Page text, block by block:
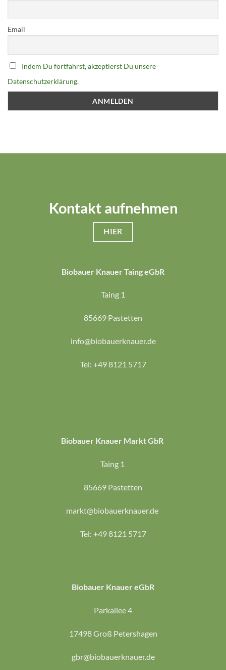
Email
Indem Du fortfährst, akzeptierst Du unsere
Datenschutzerklärung.
Kontakt aufnehmen
HIER
Biobauer Knauer Taing eGbR
Taing 1
85669 Pastetten
info@biobauerknauer.de
Tel: +49 8121 5717
Biobauer Knauer Markt GbR
Taing 1
85669 Pastetten
markt@biobauerknauer.de
Tel: +49 8121 5717
Biobauer Knauer eGbR
Parkallee 4
17498 Groß Petershagen
gbr@biobauerknauer.de